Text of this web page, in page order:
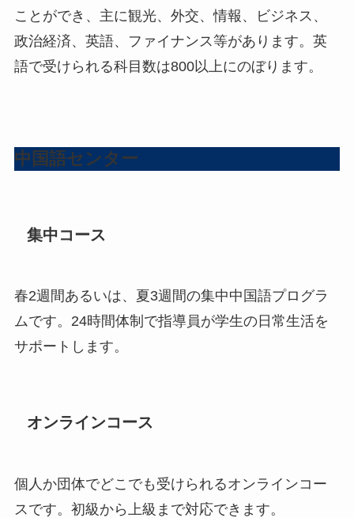
ことができ、主に観光、外交、情報、ビジネス、
政治経済、英語、ファイナンス等があります。英
語で受けられる科目数は800以上にのぼります。
中国語センター
集中コース
春2週間あるいは、夏3週間の集中中国語プログラ
ムです。24時間体制で指導員が学生の日常生活を
サポートします。
オンラインコース
個人か団体でどこでも受けられるオンラインコー
スです。初級から上級まで対応できます。